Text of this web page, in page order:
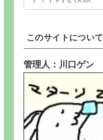
このサイトについて
管理人：川口ゲン